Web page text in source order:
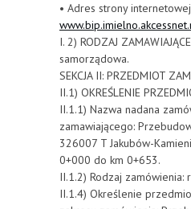
• Adres strony
I. 2) RODZAJ
samorządowa.
SEKCJA II: PRZEDMIOT
II.1) OKREŚLENIE
II.1.1) Nazwa nadana
zamawiającego:
326007 T Jakubów-
0+000 do km 0+653.
II.1.2) Rodzaj zamówienia:
II.1.4) Określenie